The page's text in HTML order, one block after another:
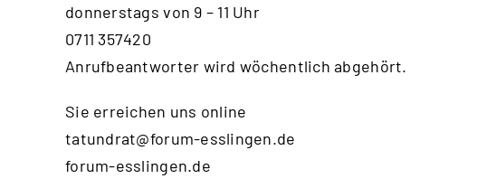
donnerstags von 9 – 11 Uhr
0711 357420
Anrufbeantworter wird wöchentlich abgehört.
Sie erreichen uns online
tatundrat@forum-esslingen.de
forum-esslingen.de